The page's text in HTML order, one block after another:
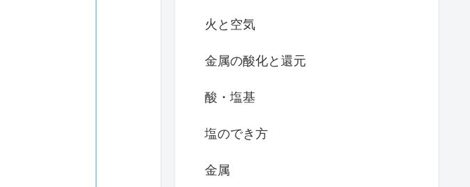
火と空気
金属の酸化と還元
酸・塩基
塩のでき方
金属